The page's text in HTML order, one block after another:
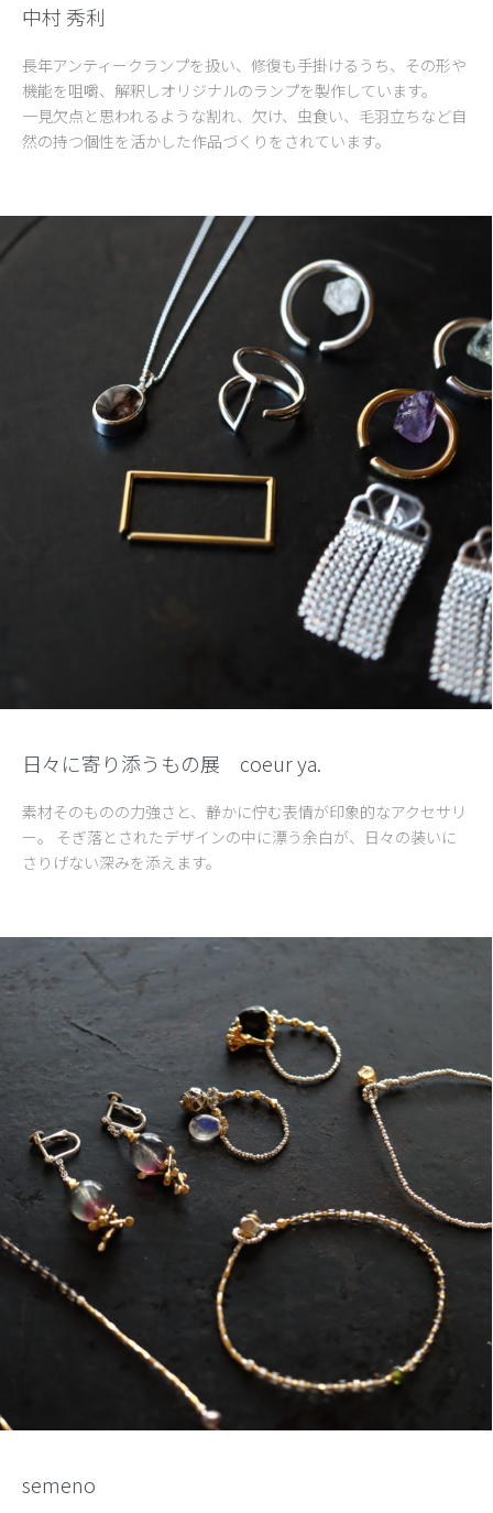
中村 秀利
長年アンティークランプを扱い、修復も手掛けるうち、その形や
機能を咀嚼、解釈しオリジナルのランプを製作しています。
一見欠点と思われるような割れ、欠け、虫食い、毛羽立ちなど自
然の持つ個性を活かした作品づくりをされています。
日々に寄り添うもの展 coeur ya.
素材そのものの力強さと、静かに佇む表情が印象的なアクセサリ
ー。 そぎ落とされたデザインの中に漂う余白が、日々の装いに
さりげない深みを添えます。
semeno